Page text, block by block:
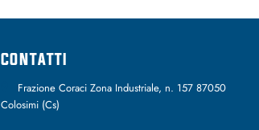
CONTATTI
Frazione Coraci Zona Industriale, n. 157 87050
Colosimi (Cs)